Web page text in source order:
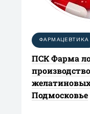
ФАРМАЦЕВТИКА
ПСК Фарма
Подмосковье